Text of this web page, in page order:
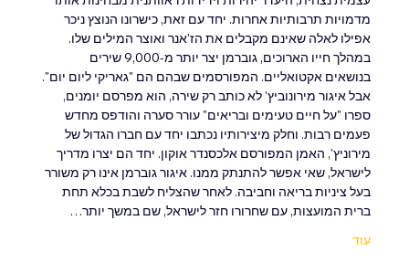
מדמויות תרבותיות אחרות. יחד עם זאת, כישרונו הנוצץ ניכר
אפילו לאלה שאינם מקבלים את הז'אנר ואוצר המילים שלו.
במהלך חייו הארוכים, גוברמן יצר יותר מ-9,000 שירים
בנושאים אקטואליים. המפורסמים שבהם הם "גאריקי ליום יום".
אבל איגור מירונוביץ' לא כותב רק שירה, הוא מפרסם יומנים,
ספרו "על חיים טעימים ובריאים" עורר סערה והודפס מחדש
פעמים רבות. וחלק מיצירותיו נכתבו יחד עם חברו הגדול של
מירוניץ', האמן המפורסם אלכסנדר אוקון. יחד הם יצרו מדריך
לישראל, שאי אפשר להתנתק ממנו. איגור גוברמן אינו רק משורר
בעל ציניות בריאה וחביבה. לאחר שהצליח לשבת בכלא תחת
ברית המועצות, עם שחרורו חזר לישראל, שם במשך יותר…
עוד